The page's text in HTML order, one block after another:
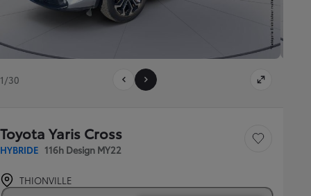
1/30
Toyota Yaris Cross
HYBRIDE 116h Design MY22
Sauvegarder le
THIONVILLE